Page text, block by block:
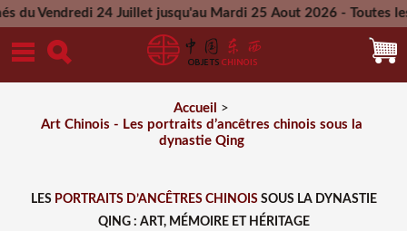
24 Juillet jusqu'au Mardi 25 Aout 2026 - Toutes les
Mercredi 26 Aout 2026
Accueil
>
Art Chinois - Les portraits d’ancêtres chinois sous la
dynastie Qing
LES PORTRAITS D’ANCÊTRES CHINOISSOUS LA DYNASTIE
QING : ART, MÉMOIRE ET HÉRITAGE